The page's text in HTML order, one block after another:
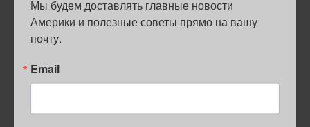
ОБРАЗОВАНИЕ
Мы будем доставлять главные новости
Америки и полезные советы прямо на вашу
почту.
Email